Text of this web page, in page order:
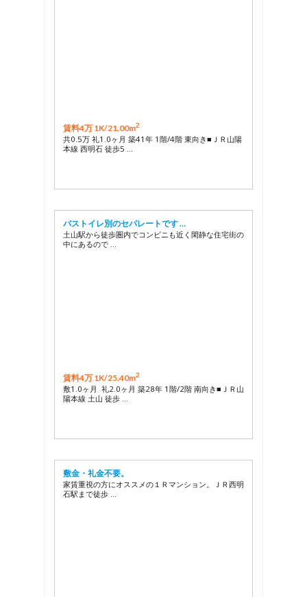
賃料4万 1K/21.00m2
共0.5万 礼1.0ヶ月 築41年 1階/4階 東向き■ＪＲ山陽
本線 西明石 徒歩5 …
バストイレ別のセパレートです …
土山駅から徒歩圏内でコンビニも近く閑静な住宅街の
中にあるので …
賃料4万 1K/25.40m2
敷1.0ヶ月 礼2.0ヶ月 築28年 1階/2階 南向き■ＪＲ山
陽本線 土山 徒歩 …
敷金・礼金不要。
家賃重視の方にオススメの１Ｒマンション。ＪＲ西明
石駅まで徒歩 …